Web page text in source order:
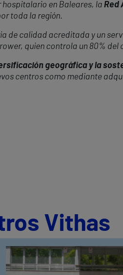
hospitalario en Baleares, la Red
toda la región.
de calidad acreditada y un
quien controla un 80% del
geográfica y la
centros como mediante
Vithas